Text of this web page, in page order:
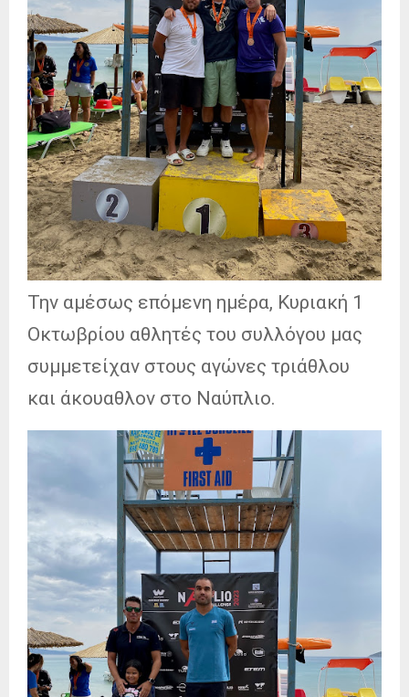
Την αμέσως επόμενη ημέρα, Κυριακή 1
Οκτωβρίου αθλητές του συλλόγου μας
συμμετείχαν στους αγώνες τριάθλου
και άκουαθλον στο Ναύπλιο.